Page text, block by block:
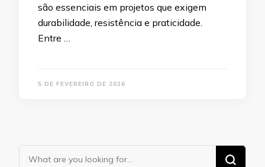
são essenciais em projetos que exigem
durabilidade, resistência e praticidade.
Entre …
5 DE FEVEREIRO DE 2026
Looking